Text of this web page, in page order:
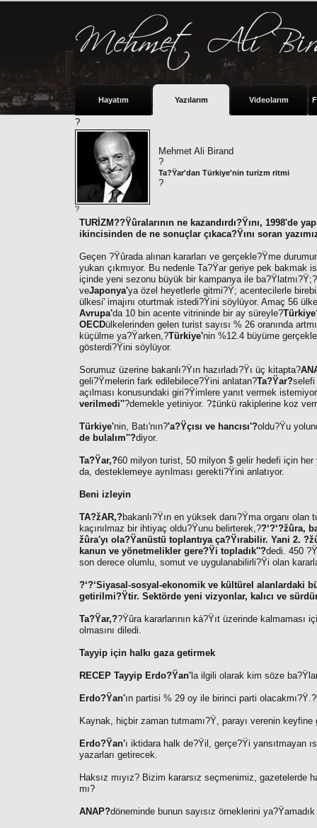
Hayatım Yazılarım Videolarım
?
Mehmet Ali Birand
?
Ta?Ÿar'dan Türkiye'nin turizm ritmi
?
?
TURİZM??Ÿûralarının ne kazandırdı?Ÿını, 1998'de
ikincisinden de ne sonuçlar çıkaca?Ÿını soran
Geçen ?Ÿûrada alınan kararları ve gerçekle?Ÿme
yukarı çıkmıyor. Bu nedenle Ta?Ÿar geriye pek
içinde yeni sezonu büyük bir kampanya ile ba?Ÿlatmı?Ÿ;?
veJaponya'ya özel heyetlerle gitmi?Ÿ; acentecilerle
ülkesi' imajını oturtmak istedi?Ÿini söylüyor. Amaç 56
Avrupa'da 10 bin acente vitrininde bir ay süreyle?
OECDülkelerinden gelen turist sayısı % 26 oranında
küçülme ya?Ÿarken,?Türkiye'nin %12.4 büyüme
gösterdi?Ÿini söylüyor.
Sorumuz üzerine bakanlı?Ÿın hazırladı?Ÿı üç kitapta?
geli?Ÿmelerin fark edilebilece?Ÿini anlatan?Ta?Ÿar?selefi
açılması konusundaki giri?Ÿimlere yanıt vermek
verilmedi''?demekle yetiniyor. ?‡ünkü rakiplerine koz
Türkiye'nin, Batı'nın?'a?Ÿçısı ve hancısı'?oldu?Ÿu
de bulalım''?diyor.
Ta?Ÿar,?60 milyon turist, 50 milyon $ gelir hedefi için her
da, desteklemeye ayrılması gerekti?Ÿini anlatıyor.
Beni izleyin
TA?žAR,?bakanlı?Ÿın en yüksek danı?Ÿma organı
kaçınılmaz bir ihtiyaç oldu?Ÿunu belirterek,??‘?‘?žûra,
žûra'yı ola?Ÿanüstü toplantıya ça?Ÿırabilir. Yani 2.
kanun ve yönetmelikler gere?Ÿi topladık''?dedi. 450
son derece olumlu, somut ve uygulanabilirli?Ÿi olan
?‘?‘Siyasal-sosyal-ekonomik ve kültürel alanlardaki
getirilmi?Ÿtir. Sektörde yeni vizyonlar, kalıcı ve
Ta?Ÿar,??Ÿûra kararlarının ká?Ÿıt üzerinde
olmasını diledi.
Tayyip için halkı gaza getirmek
RECEP Tayyip Erdo?Ÿan' la ilgili olarak kim söze
Erdo?Ÿan'ın partisi % 29 oy ile birinci parti olacakmı?Ÿ.?
Kaynak, hiçbir zaman tutmamı?Ÿ, parayı verenin
Erdo?Ÿan'ı iktidara halk de?Ÿil, gerçe?Ÿi yansıtmayan
yazarları getirecek.
Haksız mıyız? Bizim kararsız seçmenimiz, gazetelerde
mı?
ANAP?döneminde bunun sayısız örneklerini ya?Ÿamadık